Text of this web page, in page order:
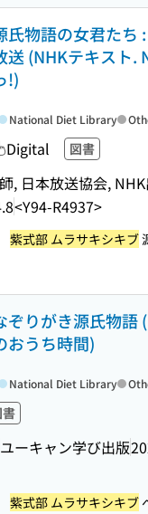
氏物語の女君たち
送 (NHKテキスト.
!)
Digital 図書
, 日本放送協会,
<Y94-R4937>
National Diet Library
紫式部 ムラサキシキブ
ぞりがき源氏物語
おうち時間)
書
ユーキャン学び出版
National Diet Library
紫式部 ムラサキシキブ